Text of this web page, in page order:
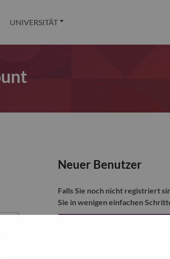
UNIVERSITÄT
Neuer Benutzer
Falls Sie noch nicht registriert
Sie in wenigen einfachen